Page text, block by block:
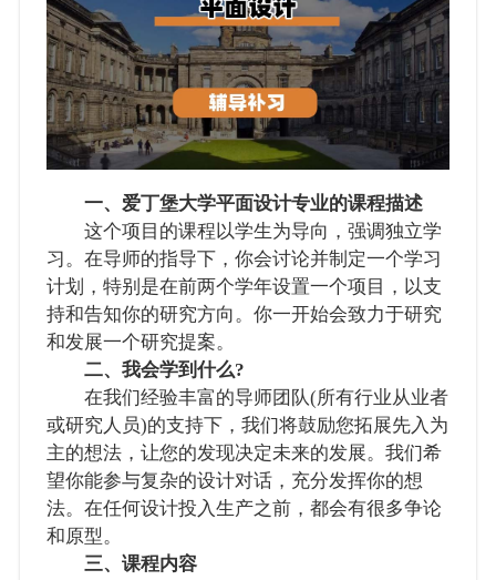
一、爱丁堡大学平面设计专业的课程描述
这个项目的课程以学生为导向，强调独立学
习。在导师的指导下，你会讨论并制定一个学习
计划，特别是在前两个学年设置一个项目，以支
持和告知你的研究方向。你一开始会致力于研究
和发展一个研究提案。
二、我会学到什么?
在我们经验丰富的导师团队(所有行业从业者
或研究人员)的支持下，我们将鼓励您拓展先入为
主的想法，让您的发现决定未来的发展。我们希
望你能参与复杂的设计对话，充分发挥你的想
法。在任何设计投入生产之前，都会有很多争论
和原型。
三、课程内容